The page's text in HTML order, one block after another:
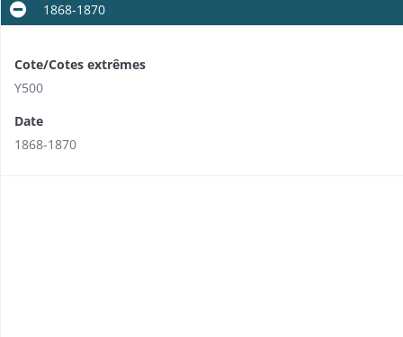
1868-1870
Cote/Cotes extrêmes
Y500
Date
1868-1870